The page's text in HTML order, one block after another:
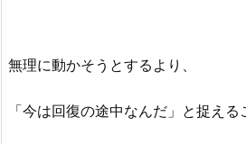
無理に動かそうとするより、
「今は回復の途中なんだ」と捉える